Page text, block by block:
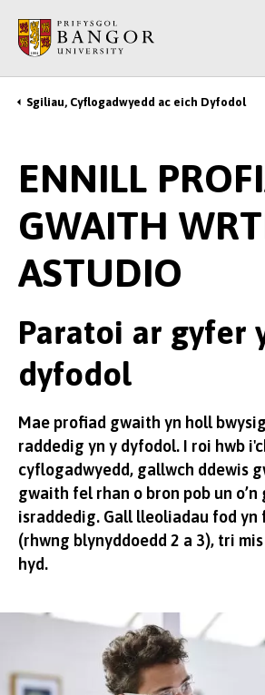
Prif
Gynnwys
Breadcrumb
Sgiliau, Cyflogadwyedd ac eich Dyfodol
ENNILL
GWAITH
ASTUDIO
Paratoi ar gyfer
dyfodol
Mae profiad gwaith yn holl
raddedig yn y dyfodol. I roi hwb
cyflogadwyedd, gallwch ddewis
gwaith fel rhan o bron pob un o’n
israddedig. Gall lleoliadau fod yn
(rhwng blynyddoedd 2 a 3), tri
hyd.